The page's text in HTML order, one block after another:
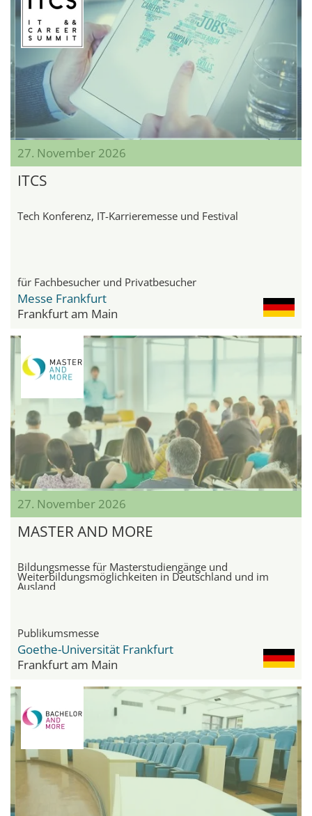
27. November 2026
ITCS
Tech Konferenz, IT-Karrieremesse und Festival
für Fachbesucher und Privatbesucher
Messe Frankfurt
Frankfurt am Main
27. November 2026
MASTER AND MORE
Bildungsmesse für Masterstudiengänge und
Weiterbildungsmöglichkeiten in Deutschland und im
Ausland
Publikumsmesse
Goethe-Universität Frankfurt
Frankfurt am Main